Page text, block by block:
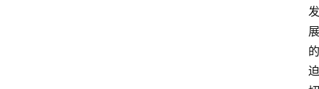
发
展
的
迫